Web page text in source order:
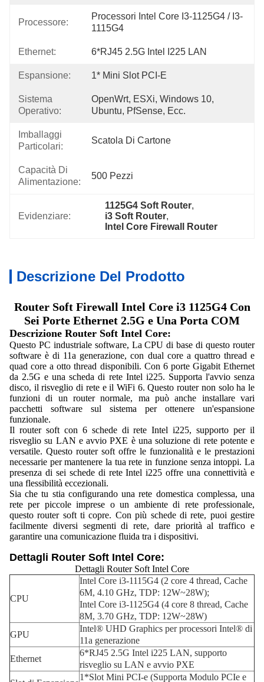
Processore:
Processori Intel Core I3-1125G4 / I3-
1115G4
Ethernet: 6*RJ45 2.5G Intel I225 LAN
Espansione: 1* Mini Slot PCI-E
Sistema
Operativo:
OpenWrt, ESXi, Windows 10,
Ubuntu, PfSense, Ecc.
Imballaggi
Particolari:
Scatola Di Cartone
Capacità Di
Alimentazione:
500 Pezzi
Evidenziare:
1125G4 Soft Router,
i3 Soft Router,
Intel Core Firewall Router
Descrizione Del Prodotto
Router Soft Firewall Intel Core i3 1125G4 Con
Sei Porte Ethernet 2.5G e Una Porta COM
Descrizione Router Soft Intel Core:
Questo PC industriale software, La CPU di base di questo router
software è di 11a generazione, con dual core a quattro thread e
quad core a otto thread disponibili. Con 6 porte Gigabit Ethernet
da 2.5G e una scheda di rete Intel i225. Supporta l'avvio senza
disco, il risveglio di rete e il WiFi 6. Questo router non solo ha le
funzioni di un router normale, ma può anche installare vari
pacchetti software sul sistema per ottenere un'espansione
funzionale.
Il router soft con 6 schede di rete Intel i225, supporto per il
risveglio su LAN e avvio PXE è una soluzione di rete potente e
versatile. Questo router soft offre le funzionalità e le prestazioni
necessarie per mantenere la tua rete in funzione senza intoppi. La
presenza di sei schede di rete Intel i225 offre una connettività e
una flessibilità eccezionali.
Sia che tu stia configurando una rete domestica complessa, una
rete per piccole imprese o un ambiente di rete professionale,
questo router soft ti copre. Con più schede di rete, puoi gestire
facilmente diversi segmenti di rete, dare priorità al traffico e
garantire una comunicazione fluida tra i dispositivi.
Dettagli Router Soft Intel Core:
Dettagli Router Soft Intel Core
CPU
Intel Core i3-1115G4 (2 core 4 thread, Cache
6M, 4.10 GHz, TDP: 12W~28W);
Intel Core i3-1125G4 (4 core 8 thread, Cache
8M, 3.70 GHz, TDP: 12W~28W)
GPU
Intel® UHD Graphics per processori Intel® di
11a generazione
Ethernet
6*RJ45 2.5G Intel i225 LAN, supporto
risveglio su LAN e avvio PXE
1*Slot Mini PCI-e (Supporta Modulo PCIe e